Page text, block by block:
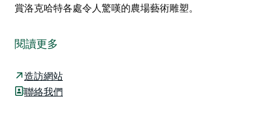
賞洛克哈特各處令人驚嘆的農場藝術雕塑。
且設備齊全的汽車旅館，位於洛克哈特主要街道的盡頭，
步行即可到達歷史悠久的陽台和設施。良好的鄉村待客之
道、優質餐飲和具有競爭力的價格，再加上恆溫客房，確
保您享受寧靜的住宿體驗。
閱讀更多
造訪網站
聯絡我們